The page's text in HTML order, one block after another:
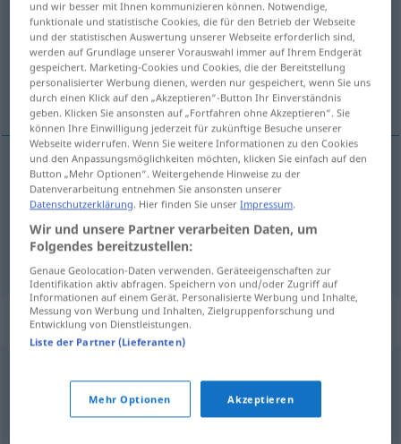
Übersicht aller Übersetzungen
(Für mehr Details die Übersetzung anklicken/antippen)
Angebot, Offerte
Angebotn offert
Offertef(påvon/in DAT) offert
Synonyme für "offert"
erbjudande,prisuppgift
und wir besser mit Ihnen kommunizieren können. Notwendige,
funktionale und statistische Cookies, die für den Betrieb der Webseite
und der statistischen Auswertung unserer Webseite erforderlich sind,
werden auf Grundlage unserer Vorauswahl immer auf Ihrem Endgerät
gespeichert. Marketing-Cookies und Cookies, die der Bereitstellung
personalisierter Werbung dienen, werden nur gespeichert, wenn Sie uns
durch einen Klick auf den „Akzeptieren“-Button Ihr Einverständnis
geben. Klicken Sie ansonsten auf „Fortfahren ohne Akzeptieren“. Sie
können Ihre Einwilligung jederzeit für zukünftige Besuche unserer
Webseite widerrufen. Wenn Sie weitere Informationen zu den Cookies
und den Anpassungsmöglichkeiten möchten, klicken Sie einfach auf den
Button „Mehr Optionen“. Weitergehende Hinweise zu der
Datenverarbeitung entnehmen Sie ansonsten unserer
Datenschutzerklärung. Hier finden Sie unserImpressum.
Wir und unsere Partner verarbeiten Daten, um
Folgendes bereitzustellen:
Genaue Geolocation-Daten verwenden. Geräteeigenschaften zur
Identifikation aktiv abfragen. Speichern von und/oder Zugriff auf
Informationen auf einem Gerät. Personalisierte Werbung und Inhalte,
Messung von Werbung und Inhalten, Zielgruppenforschung und
Entwicklung von Dienstleistungen.
Liste der Partner (Lieferanten)
Mehr Optionen Akzeptieren